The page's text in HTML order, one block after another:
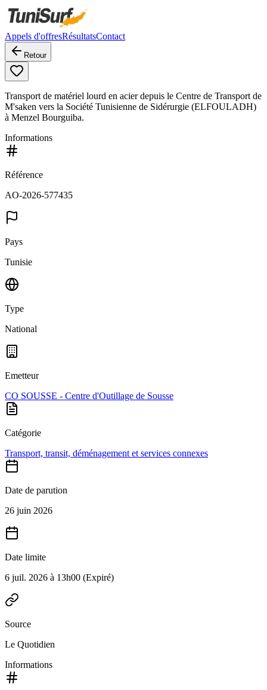
Appels d'offresRésultatsContact
Retour
Transport de matériel lourd en acier depuis le Centre de Transport de
M'saken vers la Société Tunisienne de Sidérurgie (ELFOULADH)
à Menzel Bourguiba.
Informations
Référence
AO-2026-577435
Pays
Tunisie
Type
National
Emetteur
CO SOUSSE - Centre d'Outillage de Sousse
Catégorie
Transport, transit, déménagement et services connexes
Date de parution
26 juin 2026
Date limite
6 juil. 2026 à 13h00 (Expiré)
Source
Le Quotidien
Informations